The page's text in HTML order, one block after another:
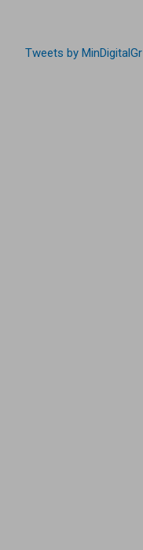
Tweets by MinDigitalGr